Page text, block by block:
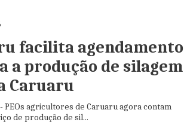
facilita agendamento
a produção de silagem
Caruaru
agricultores de Caruaru agora contam
de produção de sil...